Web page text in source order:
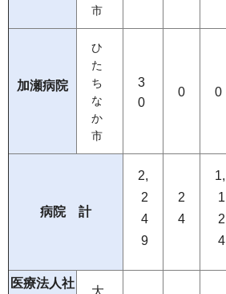
市
加瀬病院
ひ
た
ち
な
か
市
3
0
0 0
病院 計
2,
2
4
9
2
4
1,
1
2
4
医療法人社
大